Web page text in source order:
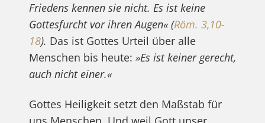
Friedens kennen sie nicht. Es ist keine
Gottesfurcht vor ihren Augen« (Röm. 3,10-
18). Das ist Gottes Urteil über alle
Menschen bis heute: »Es ist keiner gerecht,
auch nicht einer.«
Gottes Heiligkeit setzt den Maßstab für